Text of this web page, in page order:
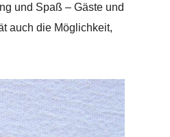
und Spaß – Gäste und
auch die Möglichkeit,